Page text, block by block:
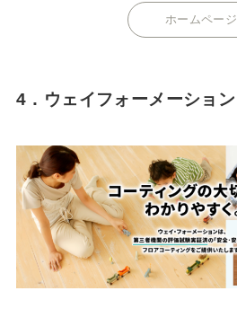
ホームページ
4．ウェイフォーメーション